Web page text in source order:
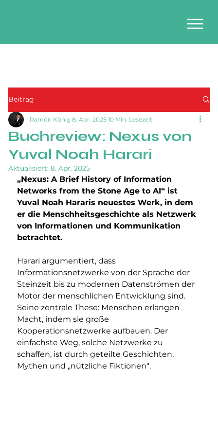
Beitrag
Buchreview: Nexus von
Yuval Noah Harari
Ramón König 8. Apr. 2025 10 Min. Lesezeit
Aktualisiert:8. Apr. 2025
„Nexus: A Brief History of Information
Networks from the Stone Age to AI“ ist
Yuval Noah Hararis neuestes Werk, in dem
er die Menschheitsgeschichte als Netzwerk
von Informationen und Kommunikation
betrachtet.
Harari argumentiert, dass
Informationsnetzwerke von der Sprache der
Steinzeit bis zu modernen Datenströmen der
Motor der menschlichen Entwicklung sind.
Seine zentrale These: Menschen erlangen
Macht, indem sie große
Kooperationsnetzwerke aufbauen. Der
einfachste Weg, solche Netzwerke zu
schaffen, ist durch geteilte Geschichten,
Mythen und „nützliche Fiktionen“.